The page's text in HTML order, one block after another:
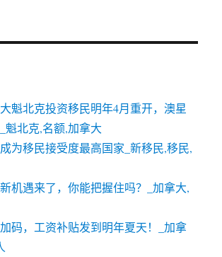
魁北克投资移民明年4月重开，澳星
魁北克,名额,加拿大
为移民接受度最高国家_新移民,移民,
机遇来了，你能把握住吗？_加拿大,
码，工资补贴发到明年夏天！_加拿